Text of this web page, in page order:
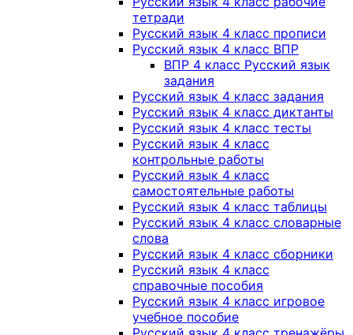
тетради
Русский язык 4 класс прописи
Русский язык 4 класс ВПР
ВПР 4 класс Русский язык
задания
Русский язык 4 класс задания
Русский язык 4 класс диктанты
Русский язык 4 класс тесты
Русский язык 4 класс
контрольные работы
Русский язык 4 класс
самостоятельные работы
Русский язык 4 класс таблицы
Русский язык 4 класс словарные
слова
Русский язык 4 класс сборники
Русский язык 4 класс
справочные пособия
Русский язык 4 класс игровое
учебное пособие